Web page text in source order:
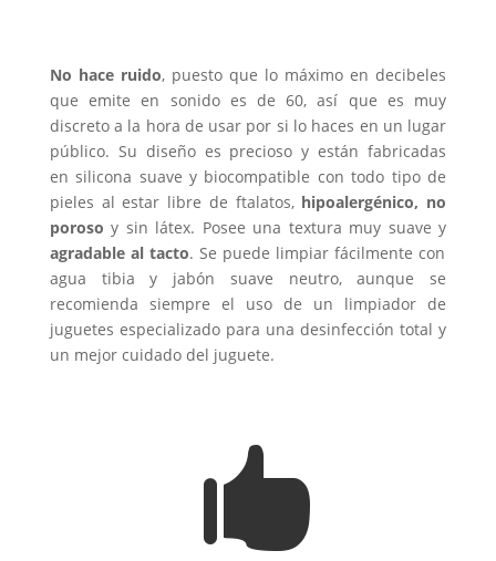
No hace ruido, puesto que lo máximo en decibeles
que emite en sonido es de 60, así que es muy
discreto a la hora de usar por si lo haces en un lugar
público. Su diseño es precioso y están fabricadas
en silicona suave y biocompatible con todo tipo de
pieles al estar libre de ftalatos, hipoalergénico, no
poroso y sin látex. Posee una textura muy suave y
agradable al tacto. Se puede limpiar fácilmente con
agua tibia y jabón suave neutro, aunque se
recomienda siempre el uso de un limpiador de
juguetes especializado para una desinfección total y
un mejor cuidado del juguete.
